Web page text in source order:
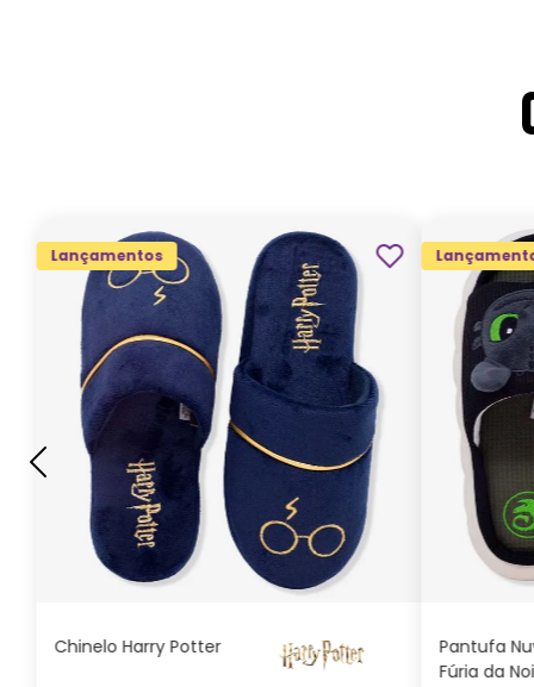
Lançamentos
Chinelo Harry Potter
G GG M P
ADICIONAR AO
CARRINHO
Pantufa
Fúria da